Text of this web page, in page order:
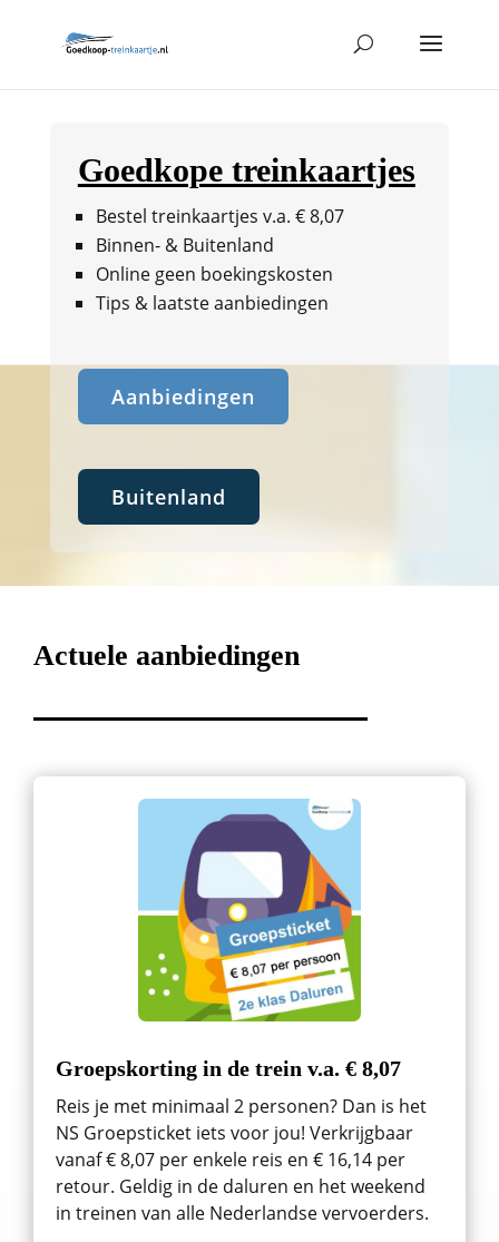
Goedkope treinkaartjes
Bestel treinkaartjes v.a. € 8,07
Binnen- & Buitenland
Online geen boekingskosten
Tips & laatste aanbiedingen
Aanbiedingen
Buitenland
Actuele aanbiedingen
Groepskorting in de trein v.a. € 8,07
Reis je met minimaal 2 personen? Dan is het
NS Groepsticket iets voor jou! Verkrijgbaar
vanaf € 8,07 per enkele reis en € 16,14 per
retour. Geldig in de daluren en het weekend
in treinen van alle Nederlandse vervoerders.